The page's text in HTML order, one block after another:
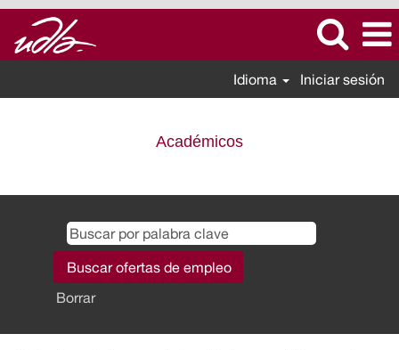
Idioma Iniciar sesión
Académicos
Borrar